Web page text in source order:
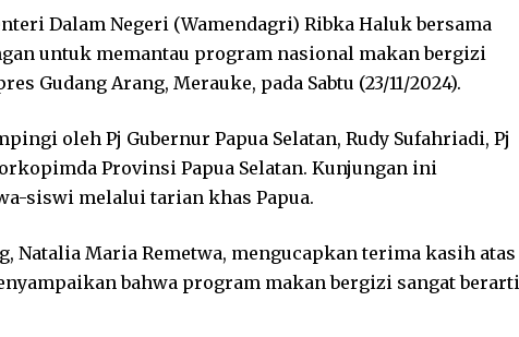
Dalam Negeri (Wamendagri) Ribka Haluk bersama
untuk memantau program nasional makan bergizi
Gudang Arang, Merauke, pada Sabtu (23/11/2024).
oleh Pj Gubernur Papua Selatan, Rudy Sufahriadi, Pj
Provinsi Papua Selatan. Kunjungan ini
siswi melalui tarian khas Papua.
Natalia Maria Remetwa, mengucapkan terima kasih atas
bahwa program makan bergizi sangat berarti